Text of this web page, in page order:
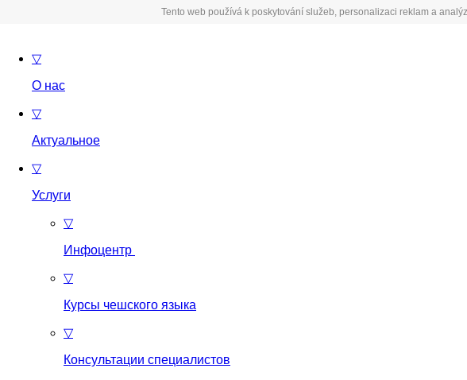
Tento web používá k poskytování služeb, personalizaci reklam a
▽
О нас
▽
Актуальное
▽
Услуги
▽
Инфоцентр
▽
Курсы чешского языка
▽
Консультации специалистов